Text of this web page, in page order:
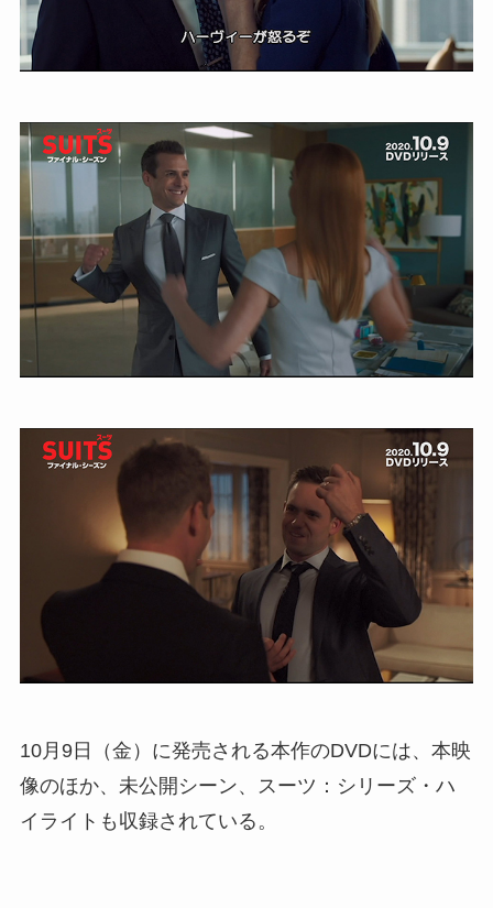
10月9日（金）に発売される本作のDVDには、本映
像のほか、未公開シーン、スーツ：シリーズ・ハ
イライトも収録されている。